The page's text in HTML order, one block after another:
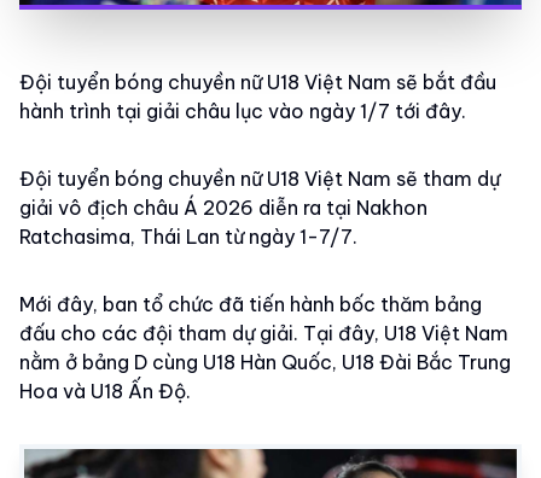
Đội tuyển bóng chuyền nữ U18 Việt Nam sẽ bắt đầu
hành trình tại giải châu lục vào ngày 1/7 tới đây.
Đội tuyển bóng chuyền nữ U18 Việt Nam sẽ tham dự
giải vô địch châu Á 2026 diễn ra tại Nakhon
Ratchasima, Thái Lan từ ngày 1-7/7.
Mới đây, ban tổ chức đã tiến hành bốc thăm bảng
đấu cho các đội tham dự giải. Tại đây, U18 Việt Nam
nằm ở bảng D cùng U18 Hàn Quốc, U18 Đài Bắc Trung
Hoa và U18 Ấn Độ.